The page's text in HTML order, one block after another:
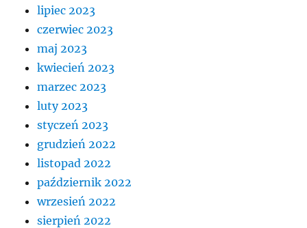
lipiec 2023
czerwiec 2023
maj 2023
kwiecień 2023
marzec 2023
luty 2023
styczeń 2023
grudzień 2022
listopad 2022
październik 2022
wrzesień 2022
sierpień 2022